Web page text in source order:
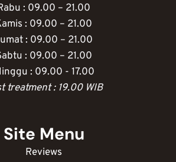
: 09.00 – 21.00
: 09.00 – 21.00
: 09.00 – 21.00
: 09.00 – 21.00
: 09.00 - 17.00
treatment : 19.00 WIB
Site Menu
Reviews